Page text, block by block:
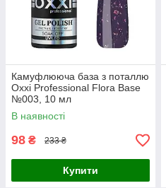
Камуфлююча база з поталлю
Oxxi Professional Flora Base
№003, 10 мл
В наявності
98 ₴ 233 ₴
Купити